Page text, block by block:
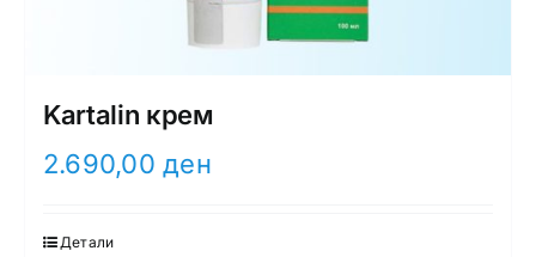
Kartalin крем
2.690,00ден
Детали